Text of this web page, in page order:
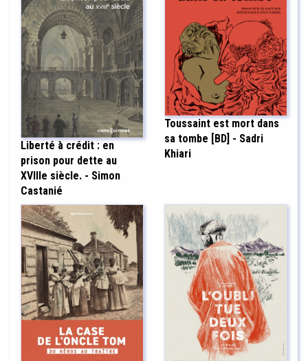
Liberté à crédit : en
prison pour dette au
XVIIIe siècle. - Simon
Castanié
Toussaint est mort dans
sa tombe [BD] - Sadri
Khiari